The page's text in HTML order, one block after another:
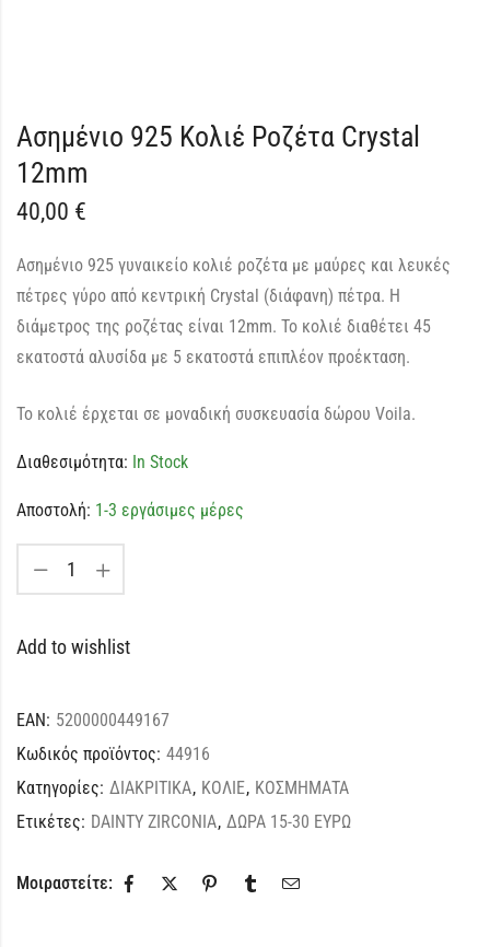
Ασημένιο 925 Κολιέ Ροζέτα Crystal
12mm
40,00 €
Ασημένιο 925 γυναικείο κολιέ ροζέτα με μαύρες και λευκές
πέτρες γύρο από κεντρική Crystal (διάφανη) πέτρα. Η
διάμετρος της ροζέτας είναι 12mm. Το κολιέ διαθέτει 45
εκατοστά αλυσίδα με 5 εκατοστά επιπλέον προέκταση.
Το κολιέ έρχεται σε μοναδική συσκευασία δώρου Voila.
Διαθεσιμότητα: In Stock
Αποστολή: 1-3 εργάσιμες μέρες
Add to wishlist
EAN: 5200000449167
Κωδικός προϊόντος: 44916
Κατηγορίες: ΔΙΑΚΡΙΤΙΚΑ, ΚΟΛΙΕ, ΚΟΣΜΗΜΑΤΑ
Ετικέτες: DAINTY ZIRCONIA, ΔΩΡΑ 15-30 ΕΥΡΩ
Μοιραστείτε: